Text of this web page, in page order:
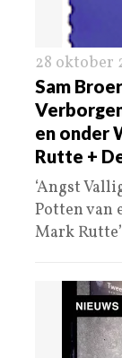
28 oktober
Sam
en onder
Rutte +
‘Angst
Potten van
Mark